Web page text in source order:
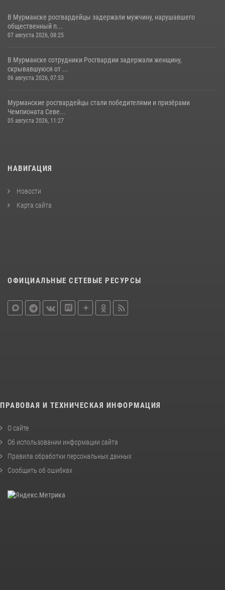
В Мурманске росгвардейцы задержали мужчину, нарушавшего
общественный п...
07 августа 2026, 08:25
В Мурманске сотрудники Росгвардии задержали женщину,
скрывавшуюся от ...
06 августа 2026, 07:53
Мурманские росгвардейцы стали победителями и призёрами
Чемпионата Севе...
05 августа 2026, 11:27
НАВИГАЦИЯ
Новости
Карта сайта
ОФИЦИАЛЬНЫЕ СЕТЕВЫЕ РЕСУРСЫ
ПРАВОВАЯ И ТЕХНИЧЕСКАЯ ИНФОРМАЦИЯ
О сайте
Об использовании информации сайта
Правила обработки персональных данных
Сообщить об ошибках